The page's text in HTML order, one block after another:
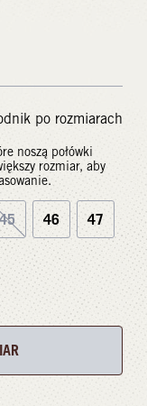
po rozmiarach
noszą połówki
rozmiar, aby
45 46 47